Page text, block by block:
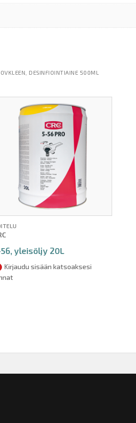
DESINFIOINTIAINE 500ML
yleisöljy 20L
Kirjaudu sisään katsoaksesi